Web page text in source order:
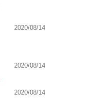
2020/08/14
2020/08/14
2020/08/14